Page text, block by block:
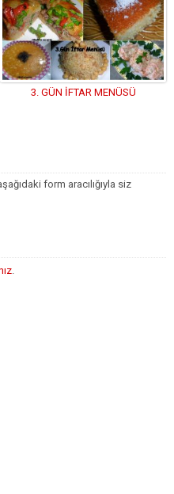
3. GÜN İFTAR MENÜSÜ
form aracılığıyla siz
.